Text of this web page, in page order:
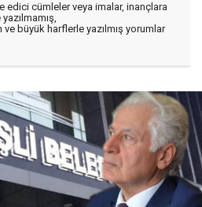
edici cümleler veya imalar, inançlara
büyük harflerle yazılmış yorumlar